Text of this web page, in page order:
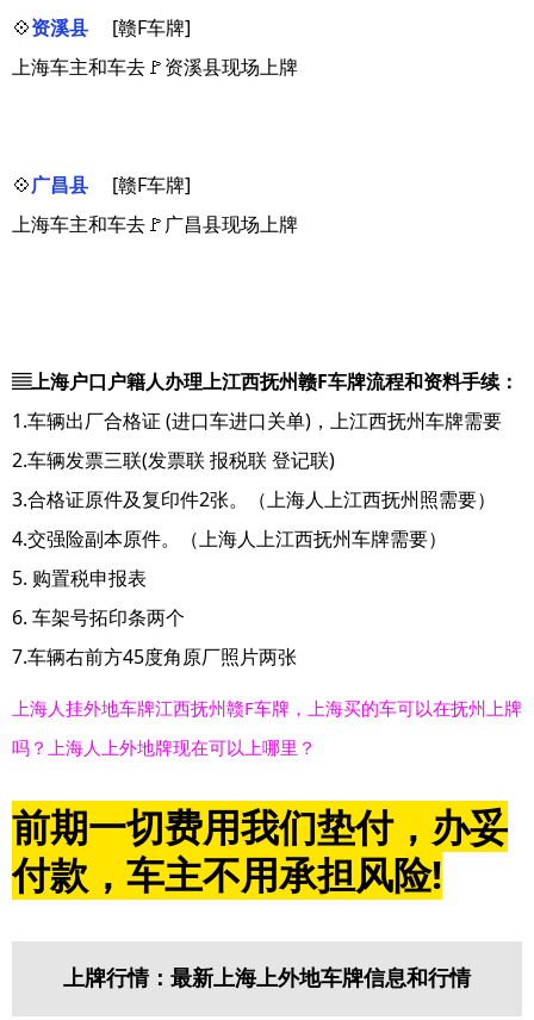
💠资溪县
[赣F车牌]
上海车主和车去🚩资溪县现场上牌
💠广昌县
[赣F车牌]
上海车主和车去🚩广昌县现场上牌
▤上海户口户籍人办理上江西抚州赣F车牌流程和资料手续：
1.车辆出厂合格证 (进口车进口关单)，上江西抚州车牌需要
2.车辆发票三联(发票联 报税联 登记联)
3.合格证原件及复印件2张。（上海人上江西抚州照需要）
4.交强险副本原件。（上海人上江西抚州车牌需要）
5. 购置税申报表
6. 车架号拓印条两个
7.车辆右前方45度角原厂照片两张
上海人挂外地车牌江西抚州赣F车牌，上海买的车可以在抚州上牌
吗？上海人上外地牌现在可以上哪里？
前期一切费用我们垫付，办妥
付款，车主不用承担风险!
上牌行情：最新上海上外地车牌信息和行情